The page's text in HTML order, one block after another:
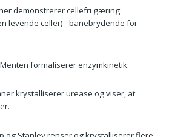
demonstrerer cellefri gæring
levende celler) - banebrydende for
formaliserer enzymkinetik.
krystalliserer urease og viser, at